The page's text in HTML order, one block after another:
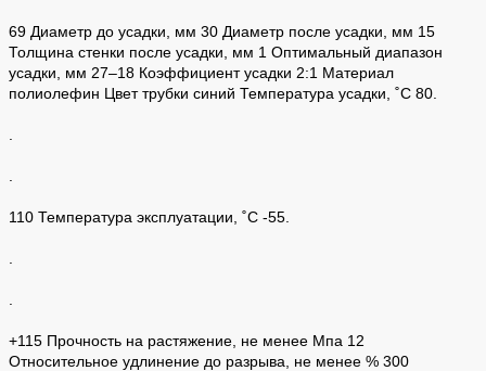
69 Диаметр до усадки, мм 30 Диаметр после усадки, мм 15
Толщина стенки после усадки, мм 1 Оптимальный диапазон
усадки, мм 27–18 Коэффициент усадки 2:1 Материал
полиолефин Цвет трубки синий Температура усадки, ˚С 80.
110 Температура эксплуатации, ˚С -55.
+115 Прочность на растяжение, не менее Мпа 12
Относительное удлинение до разрыва, не менее % 300